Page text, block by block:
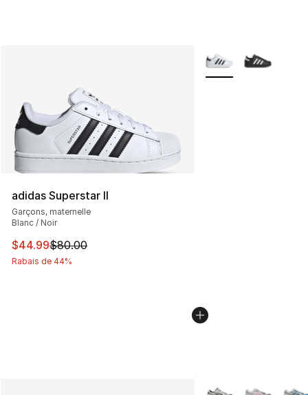
adidas Superstar II
Garçons, maternelle
Blanc / Noir
Cet article est en solde. Le prix est passé de $80.00 à
$44.99$80.00
Rabais de 44%
Plus de couleurs
Plus de couleurs